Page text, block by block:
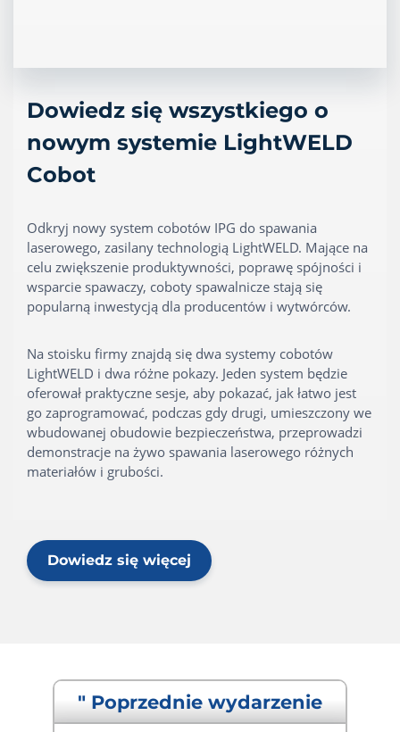
Dowiedz się wszystkiego o
nowym systemie LightWELD
Cobot
Odkryj nowy system cobotów IPG do spawania
laserowego, zasilany technologią LightWELD. Mające na
celu zwiększenie produktywności, poprawę spójności i
wsparcie spawaczy, coboty spawalnicze stają się
popularną inwestycją dla producentów i wytwórców.
Na stoisku firmy znajdą się dwa systemy cobotów
LightWELD i dwa różne pokazy. Jeden system będzie
oferował praktyczne sesje, aby pokazać, jak łatwo jest
go zaprogramować, podczas gdy drugi, umieszczony we
wbudowanej obudowie bezpieczeństwa, przeprowadzi
demonstracje na żywo spawania laserowego różnych
materiałów i grubości.
Dowiedz się więcej
" Poprzednie wydarzenie